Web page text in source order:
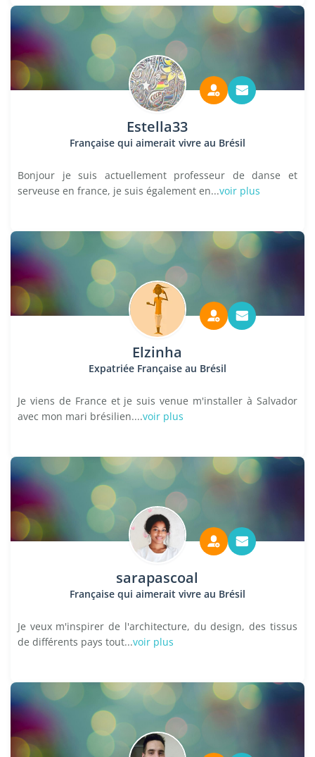
Estella33
Française qui aimerait vivre au Brésil
Bonjour je suis actuellement professeur de danse et
serveuse en france, je suis également en...voir plus
Elzinha
Expatriée Française au Brésil
Je viens de France et je suis venue m'installer à Salvador
avec mon mari brésilien....voir plus
sarapascoal
Française qui aimerait vivre au Brésil
Je veux m'inspirer de l'architecture, du design, des tissus
de différents pays tout...voir plus